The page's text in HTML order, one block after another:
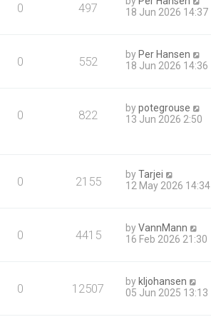
0 497
18 Jun 2026 14:37
0 552 by Per Hansen
18 Jun 2026 14:36
0 822 bypotegrouse
13 Jun 2026 2:50
0 2155 byTarjei
12 May 2026 14:34
0 4415 byVannMann
16 Feb 2026 21:30
0 12507 by kljohansen
05 Jun 2025 13:13